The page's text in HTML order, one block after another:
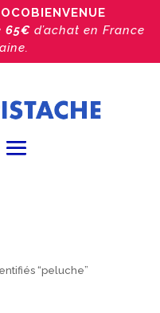
65€ d’achat en France
“peluche”